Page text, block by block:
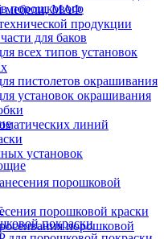
порошкового
для баков
всех типов установок
пистолетов окрашивания
установок окрашивания
линий
установок
порошковой краски
порошковой
мебели, МАФ
продукции
покраски